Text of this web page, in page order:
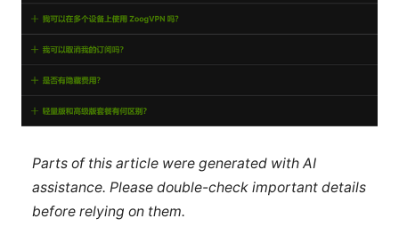
Parts of this article were generated with AI
assistance. Please double-check important details
before relying on them.